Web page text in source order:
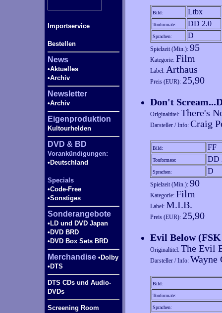
Importservice
Bestellen
News
•Aktuelles
•Archiv
Newsletter
•Archiv
Eigenproduktion
Kultourhelden
DVD & BD
Vorankündigungen:
•Deutschland
Specials
•Code-Free
•Sonstiges
Sonderangebote
•LD und DVD Japan
•DVD BRD
•DVD Box Sets BRD
Merchandise •Dolby
•DTS
DTS CDs und Audio-
DVDs
Screening Room
Bild: Ltbx
Tonformate: DD 2.0
Sprachen: D
Spielzeit (Min.): 95
Kategorie: Film
Label: Arthaus
Preis (EUR): 25,90
Don't
Originaltitel: There's
Darsteller / Info: Craig
Bild: FF
Tonformate: DD
Sprachen: D
Spielzeit (Min.): 90
Kategorie: Film
Label: M.I.B.
Preis (EUR): 25,90
Evil Below
Originaltitel: The Evil
Darsteller / Info: Wayne
Bild:
Tonformate:
Sprachen: